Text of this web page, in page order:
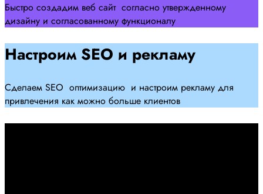
Быстро создадим веб сайт согласно утвержденному
дизайну и согласованному функционалу
Настроим SEO и рекламу
Сделаем SEO оптимизацию и настроим рекламу для
привлечения как можно больше клиентов